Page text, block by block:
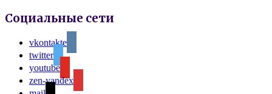
Социальные сети
vkontakte
twitter
youtube
zen-yandex